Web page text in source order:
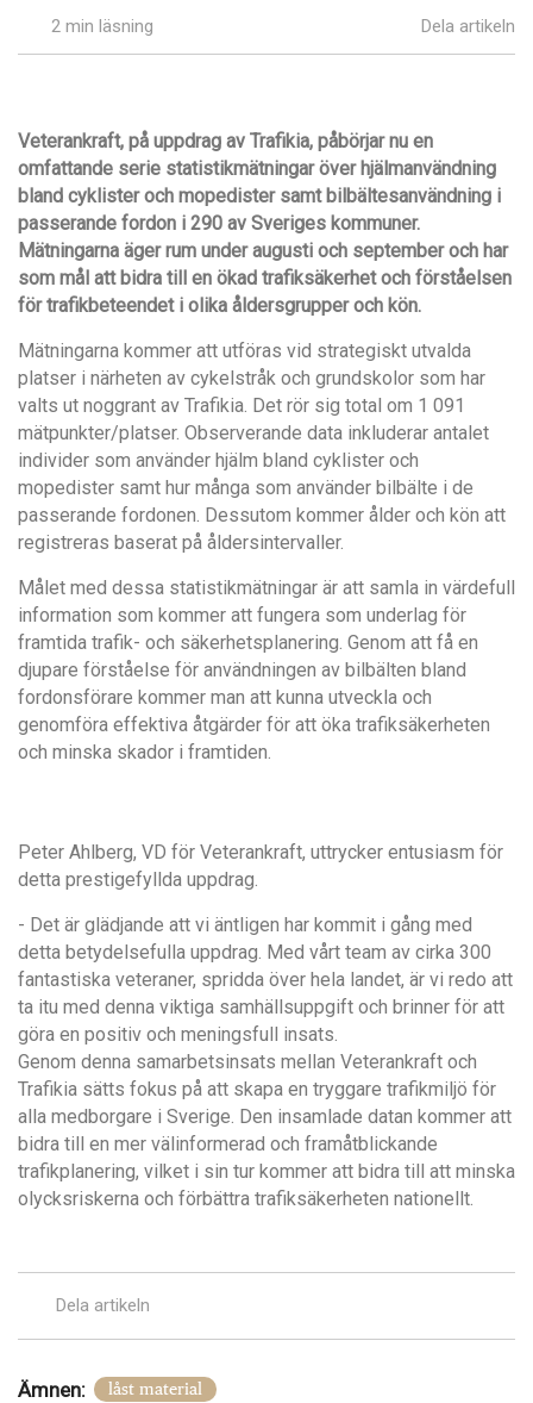
2 min läsning Dela artikeln
Veterankraft, på uppdrag av Trafikia, påbörjar nu en
omfattande serie statistikmätningar över hjälmanvändning
bland cyklister och mopedister samt bilbältesanvändning i
passerande fordon i 290 av Sveriges kommuner.
Mätningarna äger rum under augusti och september och har
som mål att bidra till en ökad trafiksäkerhet och förståelsen
för trafikbeteendet i olika åldersgrupper och kön.
Mätningarna kommer att utföras vid strategiskt utvalda
platser i närheten av cykelstråk och grundskolor som har
valts ut noggrant av Trafikia. Det rör sig total om 1 091
mätpunkter/platser. Observerande data inkluderar antalet
individer som använder hjälm bland cyklister och
mopedister samt hur många som använder bilbälte i de
passerande fordonen. Dessutom kommer ålder och kön att
registreras baserat på åldersintervaller.
Målet med dessa statistikmätningar är att samla in värdefull
information som kommer att fungera som underlag för
framtida trafik- och säkerhetsplanering. Genom att få en
djupare förståelse för användningen av bilbälten bland
fordonsförare kommer man att kunna utveckla och
genomföra effektiva åtgärder för att öka trafiksäkerheten
och minska skador i framtiden.
Peter Ahlberg, VD för Veterankraft, uttrycker entusiasm för
detta prestigefyllda uppdrag.
- Det är glädjande att vi äntligen har kommit i gång med
detta betydelsefulla uppdrag. Med vårt team av cirka 300
fantastiska veteraner, spridda över hela landet, är vi redo att
ta itu med denna viktiga samhällsuppgift och brinner för att
göra en positiv och meningsfull insats.
Genom denna samarbetsinsats mellan Veterankraft och
Trafikia sätts fokus på att skapa en tryggare trafikmiljö för
alla medborgare i Sverige. Den insamlade datan kommer att
bidra till en mer välinformerad och framåtblickande
trafikplanering, vilket i sin tur kommer att bidra till att minska
olycksriskerna och förbättra trafiksäkerheten nationellt.
Dela artikeln
Ämnen: låst material